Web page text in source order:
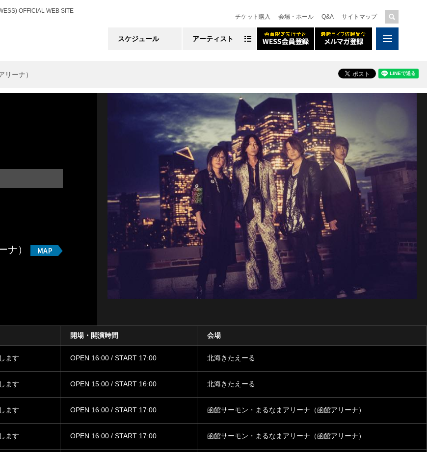
OFFICIAL WEB SITE
チケット購入
会場・ホール Q&A サイトマップ
スケジュール アーティスト
ーナ）
ナ）
開場・開演時間 会場
ます OPEN 16:00 / START 17:00 北海きたえーる
ます OPEN 15:00 / START 16:00 北海きたえーる
ます OPEN 16:00 / START 17:00 函館サーモン・まるなまアリーナ（函館アリーナ）
ます OPEN 16:00 / START 17:00 函館サーモン・まるなまアリーナ（函館アリーナ）